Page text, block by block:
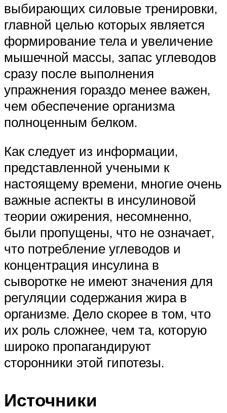
выбирающих силовые тренировки,
главной целью которых является
формирование тела и увеличение
мышечной массы, запас углеводов
сразу после выполнения
упражнения гораздо менее важен,
чем обеспечение организма
полноценным белком.
Как следует из информации,
представленной учеными к
настоящему времени, многие очень
важные аспекты в инсулиновой
теории ожирения, несомненно,
были пропущены, что не означает,
что потребление углеводов и
концентрация инсулина в
сыворотке не имеют значения для
регуляции содержания жира в
организме. Дело скорее в том, что
их роль сложнее, чем та, которую
широко пропагандируют
сторонники этой гипотезы.
Источники